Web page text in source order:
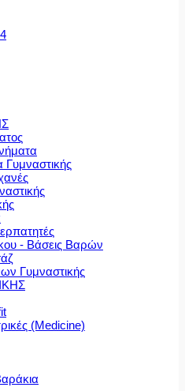
Γυμναστικής
- Βάσεις Βαρών
Γυμναστικής
(Medicine)